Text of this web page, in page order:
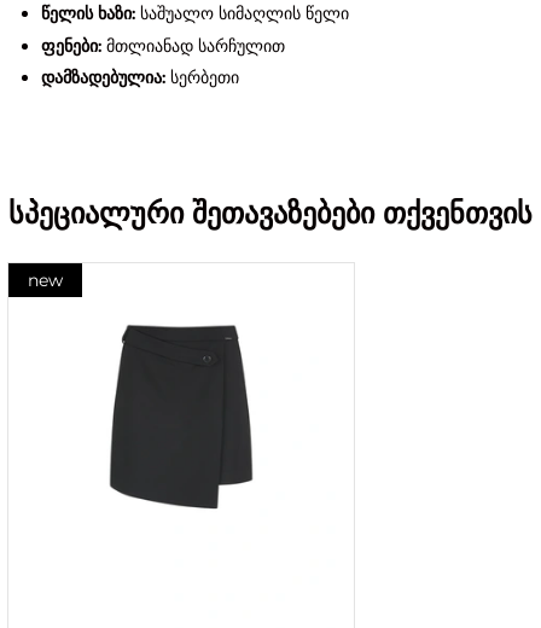
წელის ხაზი:საშუალო სიმაღლის წელი
ფენები:მთლიანად სარჩულით
დამზადებულია:სერბეთი
სპეციალური შეთავაზებები თქვენთვის
new